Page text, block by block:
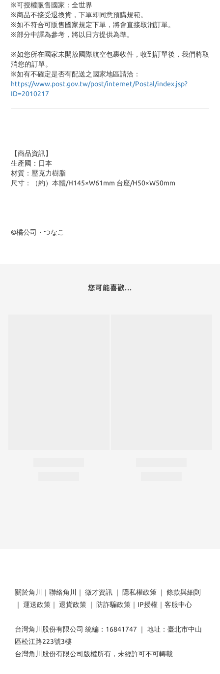
※可授權販售國家：全世界
※商品不接受退換貨，下單即同意預購規範。
※如不符合可販售國家規定下單，將會直接取消訂單。
※部分中譯為參考，將以日方提供為準。
※如您所在國家未開放國際航空包裹收件，收到訂單後，我們將取
消您的訂單。
※如有不確定是否有配送之國家地區請洽：
https://www.post.gov.tw/post/internet/Postal/index.jsp?
ID=2010217
【商品資訊】
生產國：日本
材質：壓克力樹脂
尺寸：（約）本體/H145×W61mm 台座/H50×W50mm
©橘公司・つなこ
您可能喜歡...
關於角川 ｜ 聯絡角川 ｜ 徵才資訊 ｜ 隱私權政策 ｜ 條款與細則
｜ 運送政策 ｜ 退貨政策 ｜ 防詐騙政策 ｜ IP授權 ｜ 客服中心
台灣角川股份有限公司 統編：16841747 ｜ 地址：臺北市中山
區松江路223號3樓
台灣角川股份有限公司版權所有，未經許可不可轉載